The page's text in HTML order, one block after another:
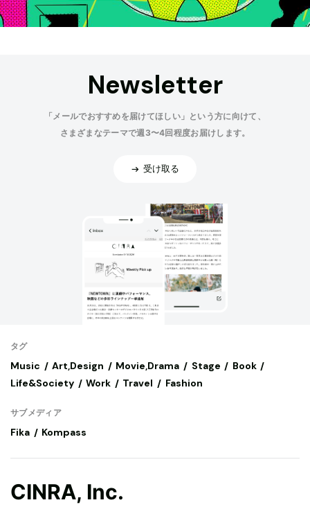
Newsletter
「メールでおすすめを届けてほしい」という方に向けて、
さまざまなテーマで週3〜4回程度お届けします。
受け取る
タグ
Music Art,Design Movie,Drama Stage
Book
Life&Society
Work Travel Fashion
サブメディア
Fika Kompass
CINRA, Inc.